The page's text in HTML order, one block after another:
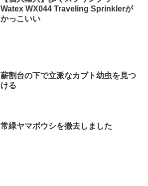
Watex WX044 Traveling Sprinklerが
かっこいい
薪割台の下で立派なカブト幼虫を見つ
ける
常緑ヤマボウシを撤去しました